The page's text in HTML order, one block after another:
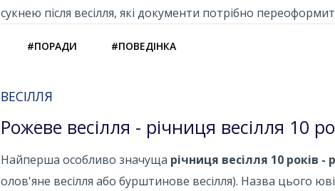
сукнею після весілля, які документи потрібно
#ПОРАДИ #ПОВЕДІНКА
ВЕСІЛЛЯ
Рожеве весілля - річниця весілля 10
Найперша особливо значуща річниця весілля 10 років -
олов'яне весілля або бурштинове весілля). Назва цього